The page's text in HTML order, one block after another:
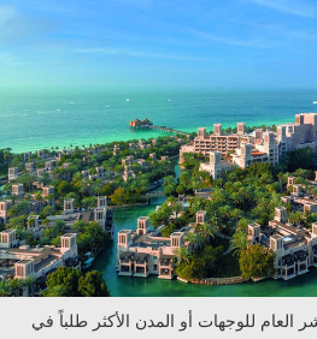
المؤشر العام للوجهات أو المدن الأكثر طلباً في